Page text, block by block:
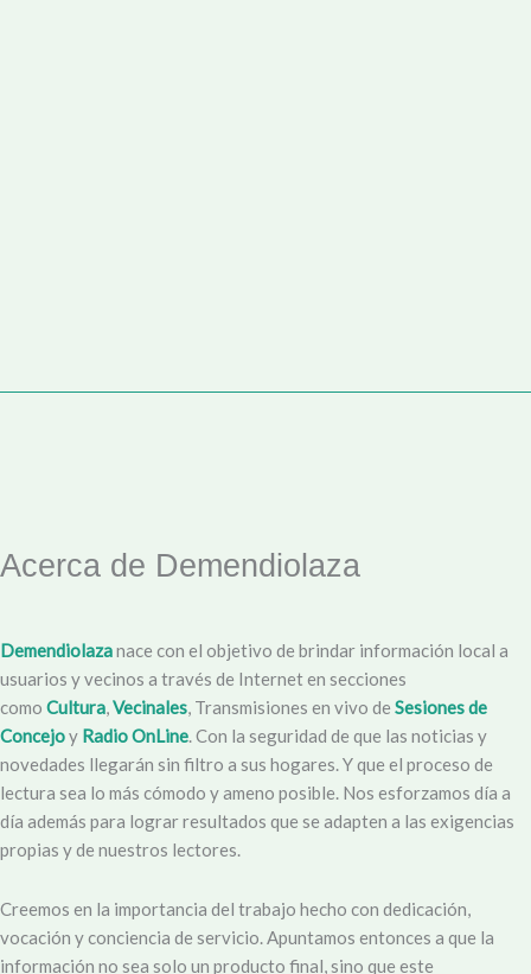
Acerca de Demendiolaza
Demendiolazanace con el objetivo de brindar información local a
usuarios y vecinos a través de Internet en secciones
como Cultura,Vecinales, Transmisiones en vivo de Sesiones de
Concejoy Radio OnLine. Con la seguridad de que las noticias y
novedades llegarán sin filtro a sus hogares. Y que el proceso de
lectura sea lo más cómodo y ameno posible. Nos esforzamos día a
día además para lograr resultados que se adapten a las exigencias
propias y de nuestros lectores.
Creemos en la importancia del trabajo hecho con dedicación,
vocación y conciencia de servicio. Apuntamos entonces a que la
información no sea solo un producto final, sino que este